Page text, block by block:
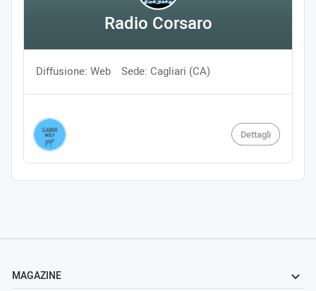
Radio Corsaro
Diffusione: Web Sede: Cagliari (CA)
Dettagli
MAGAZINE